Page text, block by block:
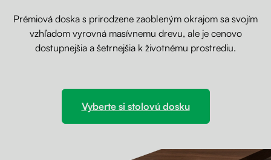
Prémiová doska s prirodzene zaobleným okrajom sa svojím
vzhľadom vyrovná masívnemu drevu, ale je cenovo
dostupnejšia a šetrnejšia k životnému prostrediu.
Vyberte si stolovú dosku